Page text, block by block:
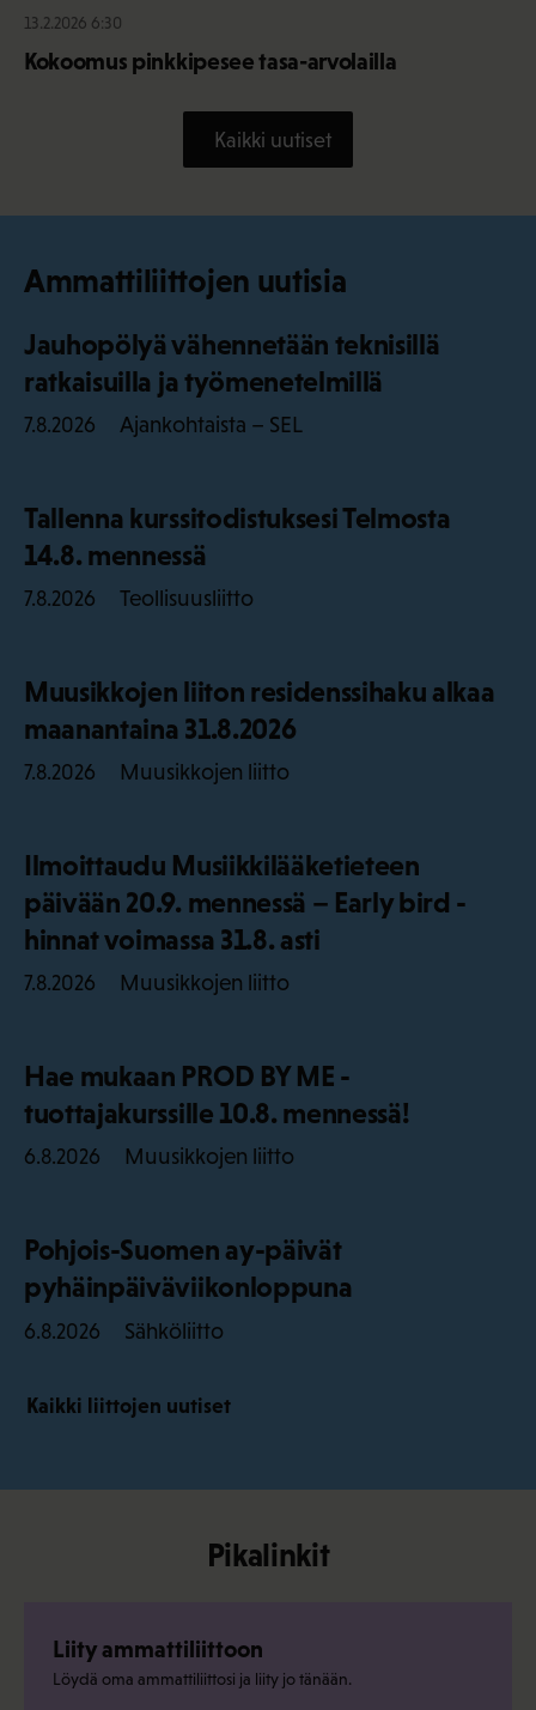
13.2.2026 6:30
Kokoomus pinkkipesee tasa-arvolailla
Kaikki uutiset
Ammattiliittojen uutisia
Jauhopölyä vähennetään teknisillä
ratkaisuilla ja työmenetelmillä
7.8.2026 Ajankohtaista – SEL
Tallenna kurssitodistuksesi Telmosta
14.8. mennessä
7.8.2026 Teollisuusliitto
Muusikkojen liiton residenssihaku alkaa
maanantaina 31.8.2026
7.8.2026 Muusikkojen liitto
Ilmoittaudu Musiikkilääketieteen
päivään 20.9. mennessä – Early bird -
hinnat voimassa 31.8. asti
7.8.2026 Muusikkojen liitto
Hae mukaan PROD BY ME -
tuottajakurssille 10.8. mennessä!
6.8.2026 Muusikkojen liitto
Pohjois-Suomen ay-päivät
pyhäinpäiväviikonloppuna
6.8.2026 Sähköliitto
Kaikki liittojen uutiset
Pikalinkit
Liity ammattiliittoon
Löydä oma ammattiliittosi ja liity jo tänään.